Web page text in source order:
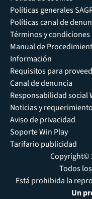
Políticas generales
Políticas canal de
Términos y condiciones
Manual de
Información
Requisitos para
Canal de denuncia
Responsabilidad social
Noticias y
Aviso de privacidad
Soporte Win Play
Tarifario publicidad
Copyright©
Todos
Está prohibida la
Un